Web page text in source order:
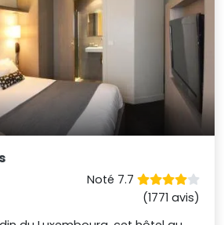
Noté 7.7
(1771 avis)